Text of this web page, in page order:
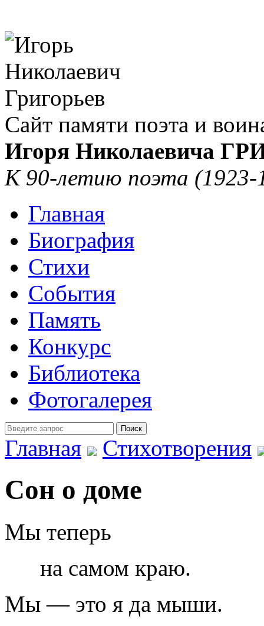
Сайт памяти поэта и
Игоря Николаевича
К 90-летию поэта (1923-
Главная
Биография
Стихи
События
Память
Конкурс
Библиотека
Фотогалерея
Главная
Стихотворения
Сон о доме
Мы теперь
на самом краю.
Мы — это я да мыши.